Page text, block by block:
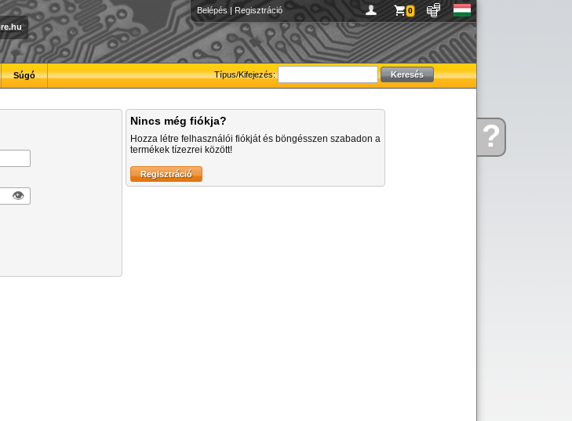
Kérdése?
Belépés | Regisztráció 0
Típus/Kifejezés:
Súgó
👁︎
Nincs még fiókja?
Hozza létre felhasználói fiókját és böngésszen szabadon a
termékek tízezrei között!